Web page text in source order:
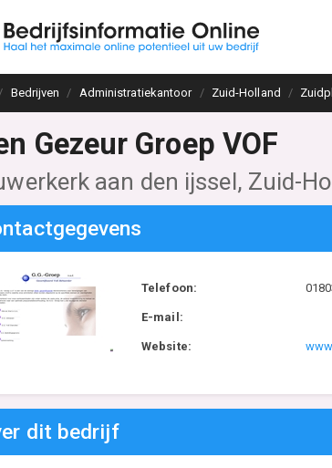
Bedrijven Administratiekantoor Zuid-Holland
Gezeur Groep VOF
aan den ijssel, Zuid-
Telefoon:
E-mail:
Website:
dit bedrijf